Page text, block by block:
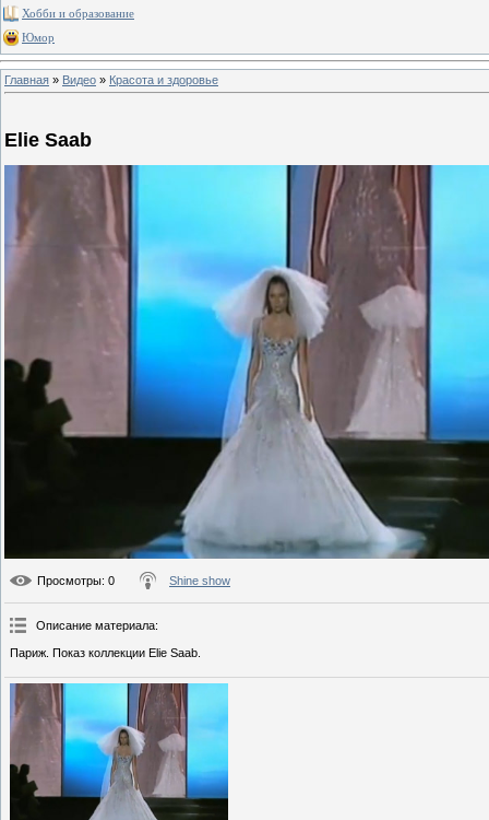
Хобби и образование
Юмор
Главная » Видео » Красота и здоровье
Elie Saab
Просмотры: 0 Shine show
Описание материала:
Париж. Показ коллекции Elie Saab.